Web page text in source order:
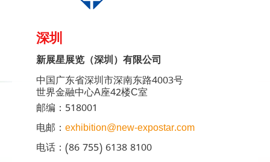
深圳
新展星展览（深圳）有限公司
中国广东省深圳市深南东路4003号
世界金融中心A座42楼C室
邮编：518001
电邮： exhibition@new-expostar.com
电话：(86 755) 6138 8100